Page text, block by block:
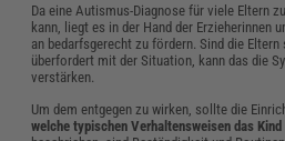
Da eine Autismus-Diagnose für viele Eltern
kann, liegt es in der Hand der Erzieherinnen
an bedarfsgerecht zu fördern. Sind die
überfordert mit der Situation, kann das die
verstärken.
Um dem entgegen zu wirken, sollte die
welche typischen Verhaltensweisen das